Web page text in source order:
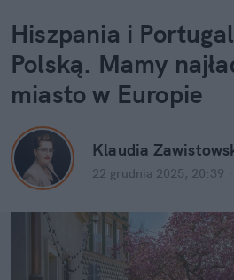
Hiszpania i
Polską. Mamy
miasto w Europie
Klaudia
22 grudnia 2025, 20:39